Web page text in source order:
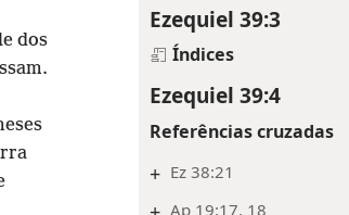
Ezequiel 39:3
Índices
Ezequiel 39:4
Referências cruzadas
+ Ez 38:21
Ap 19:17, 18
dos